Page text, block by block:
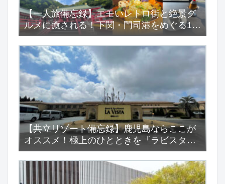
【一人旅備忘録】エモいレトロ街と絶景グ
ルメに癒される！下関・門司港をめぐる1泊
2日一人旅
【共立リゾート備忘録】鹿児島ならここが
オススメ！極上のひとときを『ラビスタ霧
島ヒルズ』で…